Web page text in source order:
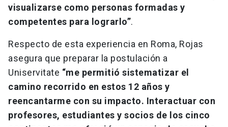
visualizarse como personas formadas y
competentes para lograrlo”.
Respecto de esta experiencia en Roma, Rojas
asegura que preparar la postulación a
Uniservitate “me permitió sistematizar el
camino recorrido en estos 12 años y
reencantarme con su impacto. Interactuar con
profesores, estudiantes y socios de los cinco